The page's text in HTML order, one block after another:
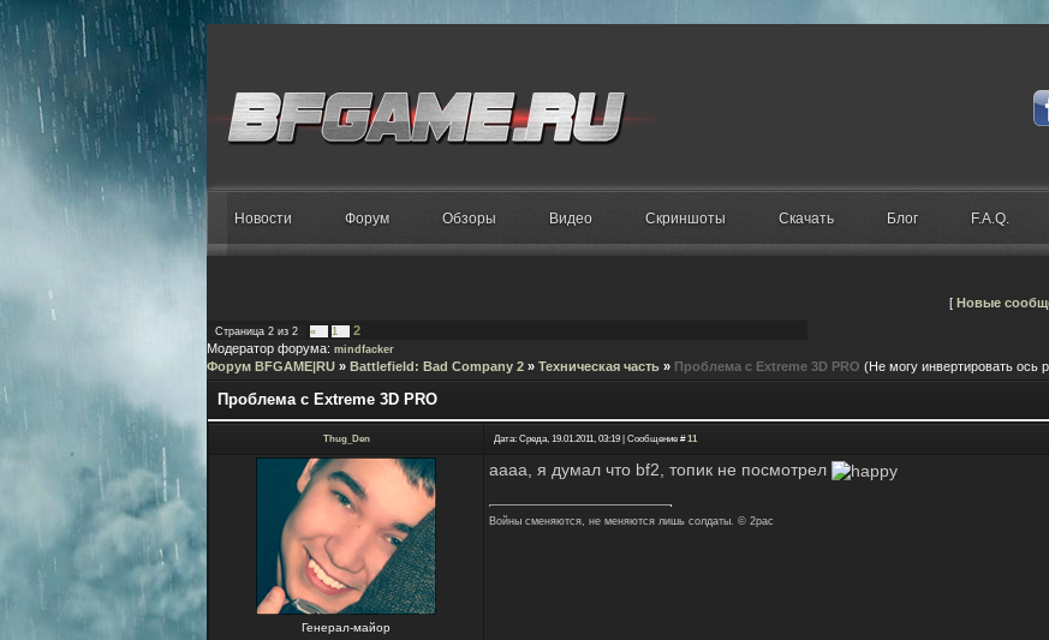
Новости Форум Обзоры Видео Скриншоты Скачать Блог F.A.Q.
[ Новые
Страница 2 из 2 « 1
2
Модератор форума: mindfacker
Форум BFGAME|RU » Battlefield: Bad Company 2 » Техническая часть » Проблема с Extreme 3D PRO (Не могу инвертировать ось
Проблема с Extreme 3D PRO
Thug_Den Дата: Среда, 19.01.2011, 03:19 | Сообщение #11
Генерал-майор
аааа, я думал что bf2, топик не посмотрел
Войны сменяются, не меняются лишь солдаты. © 2pac